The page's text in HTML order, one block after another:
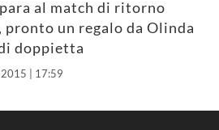
al match di ritorno
un regalo da Olinda
doppietta
| 17:59